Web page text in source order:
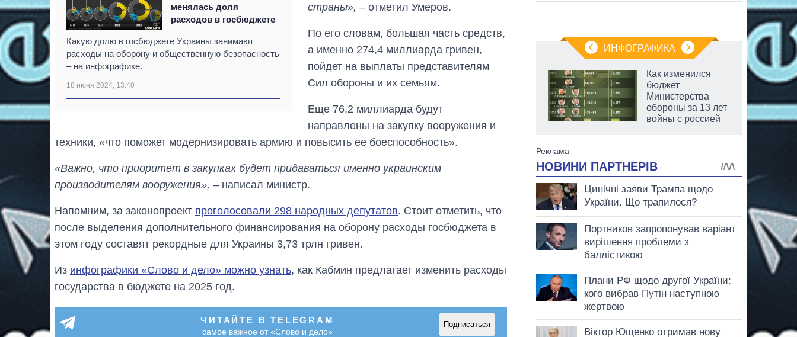
менялась доля
расходов в госбюджете
Какую долю в госбюджете Украины занимают
расходы на оборону и общественную безопасность
– на инфографике.
18 июня 2024, 13:40
страны», – отметил Умеров.
По его словам, большая часть средств,
а именно 274,4 миллиарда гривен,
пойдет на выплаты представителям
Сил обороны и их семьям.
Еще 76,2 миллиарда будут
направлены на закупку вооружения и
техники, «что поможет модернизировать армию и повысить ее боеспособность».
«Важно, что приоритет в закупках будет придаваться именно украинским
производителям вооружения», – написал министр.
Напомним, за законопроект проголосовали 298 народных депутатов. Стоит отметить, что
после выделения дополнительного финансирования на оборону расходы госбюджета в
этом году составят рекордные для Украины 3,73 трлн гривен.
Из инфографики «Слово и дело» можно узнать, как Кабмин предлагает изменить расходы
государства в бюджете на 2025 год.
ЧИТАЙТЕ В TELEGRAM
самое важное от «Слово и дело»
Подписаться
ИНФОГРАФИКА
Украине до и во
войны
Как изменился
бюджет
Министерства
обороны за 13 лет
войны с россией